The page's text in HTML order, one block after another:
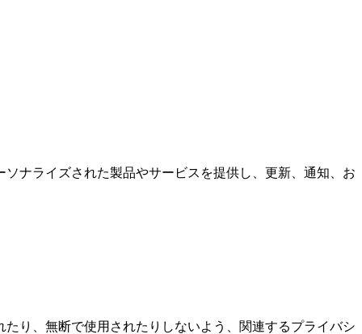
ナライズされた製品やサービスを提供し、更新、通知、お
り、無断で使用されたりしないよう、関連するプライバシ